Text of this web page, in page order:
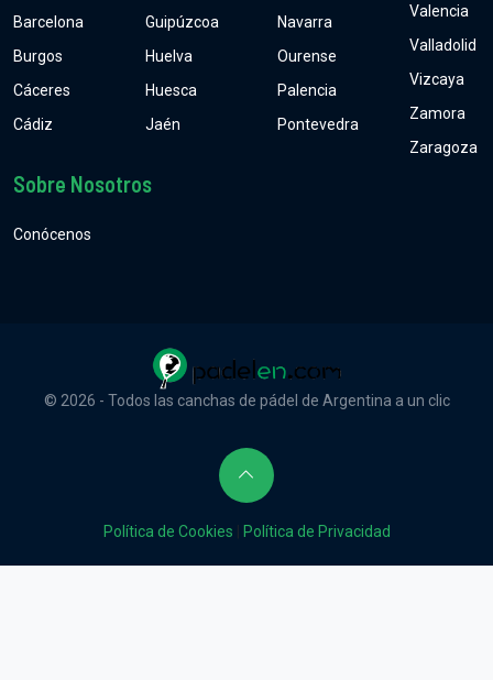
Barcelona
Burgos
Cáceres
Cádiz
Guipúzcoa
Huelva
Huesca
Jaén
Navarra
Ourense
Palencia
Pontevedra
Valencia
Valladolid
Vizcaya
Zamora
Zaragoza
Sobre Nosotros
Conócenos
© 2026 - Todos las canchas de pádel de Argentina a un clic
Política de Cookies Política de Privacidad